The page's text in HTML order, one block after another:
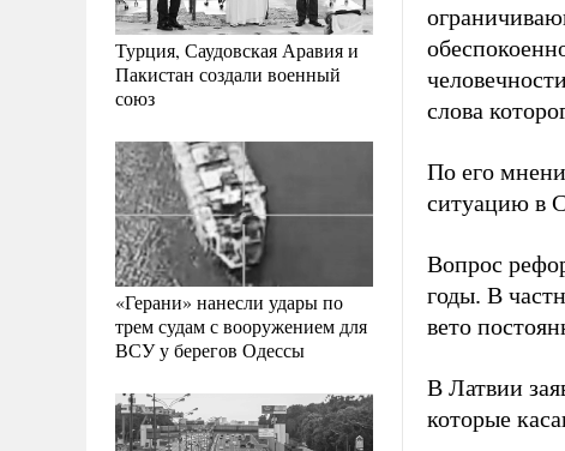
Турция, Саудовская Аравия и
Пакистан создали военный
союз
«Герани» нанесли удары по
трем судам с вооружением для
ВСУ у берегов Одессы
слова
По его
ситуацию в
Вопрос
годы. В
вето
В Латвии
которые